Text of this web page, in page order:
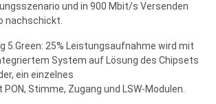
und in 900 Mbit/s Versenden
nachschickt.
5.Green: 25% Leistungsaufnahme wird mit
System auf Lösung des Chipsets
ein einzelnes
Stimme, Zugang und LSW-Modulen.